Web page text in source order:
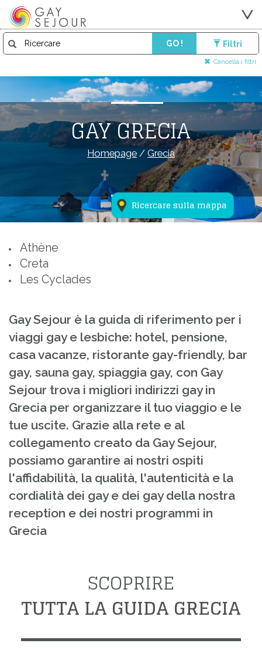
GO ! Filtri
Cancella i filtri
Ricercare sulla mappa
GAY GRECIA
Homepage / Grecia
Athène
Creta
Les Cyclades
Gay Sejour è la guida di riferimento per i
viaggi gay e lesbiche: hotel, pensione,
casa vacanze, ristorante gay-friendly, bar
gay, sauna gay, spiaggia gay, con Gay
Sejour trova i migliori indirizzi gay in
Grecia per organizzare il tuo viaggio e le
tue uscite. Grazie alla rete e al
collegamento creato da Gay Sejour,
possiamo garantire ai nostri ospiti
l'affidabilità, la qualità, l'autenticità e la
cordialità dei gay e dei gay della nostra
reception e dei nostri programmi in
Grecia
SCOPRIRE
TUTTA LA GUIDA GRECIA